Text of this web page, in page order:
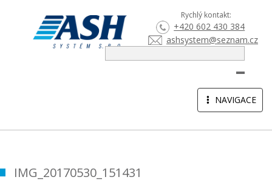
Rychlý kontakt:
+420 602 430 384
ashsystem@seznam.cz
TOGGLE
NAVIGATION
NAVIGACE
IMG_20170530_151431